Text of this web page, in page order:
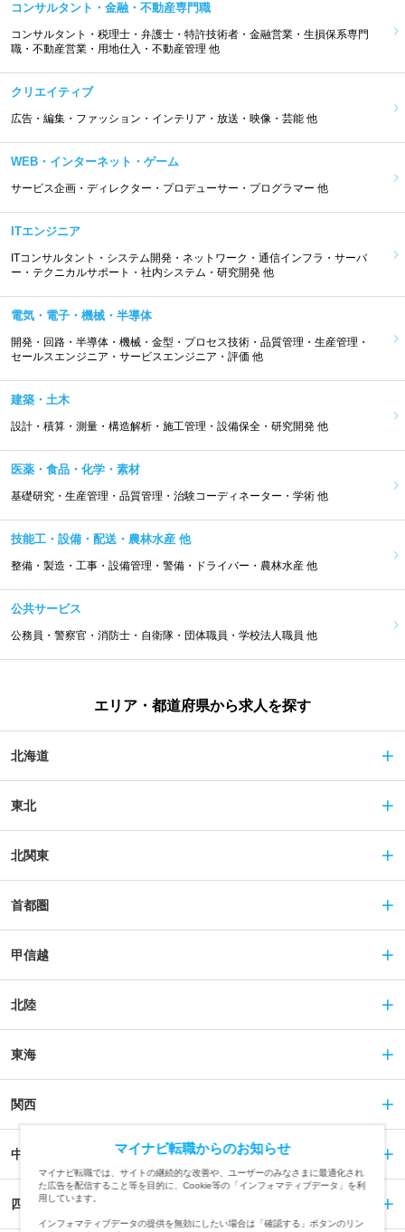
コンサルタント・金融・不動産専門職
コンサルタント・税理士・弁護士・特許技術者・金融営業・生損保系専門
職・不動産営業・用地仕入・不動産管理 他
クリエイティブ
広告・編集・ファッション・インテリア・放送・映像・芸能 他
WEB・インターネット・ゲーム
サービス企画・ディレクター・プロデューサー・プログラマー 他
ITエンジニア
ITコンサルタント・システム開発・ネットワーク・通信インフラ・サーバ
ー・テクニカルサポート・社内システム・研究開発 他
電気・電子・機械・半導体
開発・回路・半導体・機械・金型・プロセス技術・品質管理・生産管理・
セールスエンジニア・サービスエンジニア・評価 他
建築・土木
設計・積算・測量・構造解析・施工管理・設備保全・研究開発 他
医薬・食品・化学・素材
基礎研究・生産管理・品質管理・治験コーディネーター・学術 他
技能工・設備・配送・農林水産 他
整備・製造・工事・設備管理・警備・ドライバー・農林水産 他
公共サービス
公務員・警察官・消防士・自衛隊・団体職員・学校法人職員 他
エリア・都道府県から求人を探す
北海道
東北
北関東
首都圏
甲信越
北陸
東海
関西
中国
四国
マイナビ転職からのお知らせ
マイナビ転職では、サイトの継続的な改善や、ユーザーのみなさまに最適化され
た広告を配信すること等を目的に、Cookie等の「インフォマティブデータ」を利
用しています。
インフォマティブデータの提供を無効にしたい場合は「確認する」ボタンのリン